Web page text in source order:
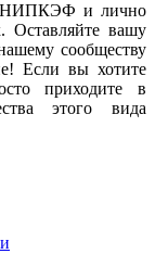
НИПКЭФ и лично
Оставляйте вашу
сообществу
Если вы хотите
приходите в
этого вида